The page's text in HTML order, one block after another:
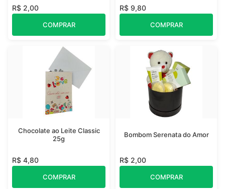
R$ 2,00
COMPRAR
R$ 9,80
COMPRAR
Chocolate ao Leite Classic
25g
R$ 4,80
COMPRAR
Bombom Serenata do Amor
R$ 2,00
COMPRAR